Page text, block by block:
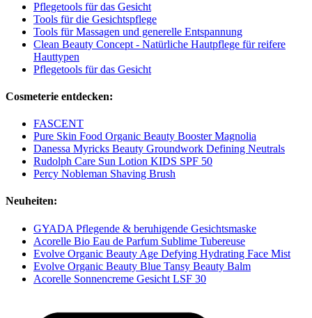
Pflegetools für das Gesicht
Tools für die Gesichtspflege
Tools für Massagen und generelle Entspannung
Clean Beauty Concept - Natürliche Hautpflege für reifere
Hauttypen
Pflegetools für das Gesicht
Cosmeterie entdecken:
FASCENT
Pure Skin Food Organic Beauty Booster Magnolia
Danessa Myricks Beauty Groundwork Defining Neutrals
Rudolph Care Sun Lotion KIDS SPF 50
Percy Nobleman Shaving Brush
Neuheiten:
GYADA Pflegende & beruhigende Gesichtsmaske
Acorelle Bio Eau de Parfum Sublime Tubereuse
Evolve Organic Beauty Age Defying Hydrating Face Mist
Evolve Organic Beauty Blue Tansy Beauty Balm
Acorelle Sonnencreme Gesicht LSF 30